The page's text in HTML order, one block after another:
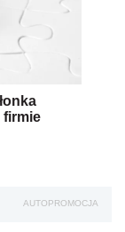
firmie
AUTOPROMOCJA